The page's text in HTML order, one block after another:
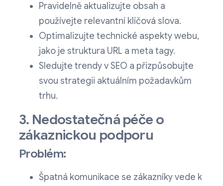
Pravidelně aktualizujte obsah a
používejte relevantní klíčová slova.
Optimalizujte technické aspekty webu,
jako je struktura URL a meta tagy.
Sledujte trendy v SEO a přizpůsobujte
svou strategii aktuálním požadavkům
trhu.
3. Nedostatečná péče o
zákaznickou podporu
Problém:
Špatná komunikace se zákazníky vede k